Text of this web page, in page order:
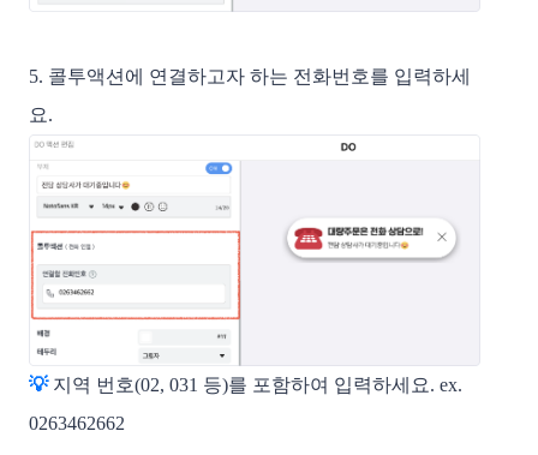
5. 콜투액션에 연결하고자 하는 전화번호를 입력하세
요.
💡 지역 번호(02, 031 등)를 포함하여 입력하세요. ex.
0263462662